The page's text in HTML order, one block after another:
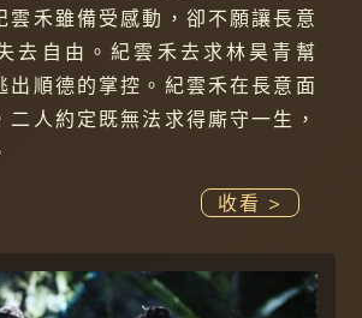
雲禾雖備受感動，卻不願讓長意
去自由。紀雲禾去求林昊青幫
出順德的掌控。紀雲禾在長意面
二人約定既無法求得廝守一生，
收看 >